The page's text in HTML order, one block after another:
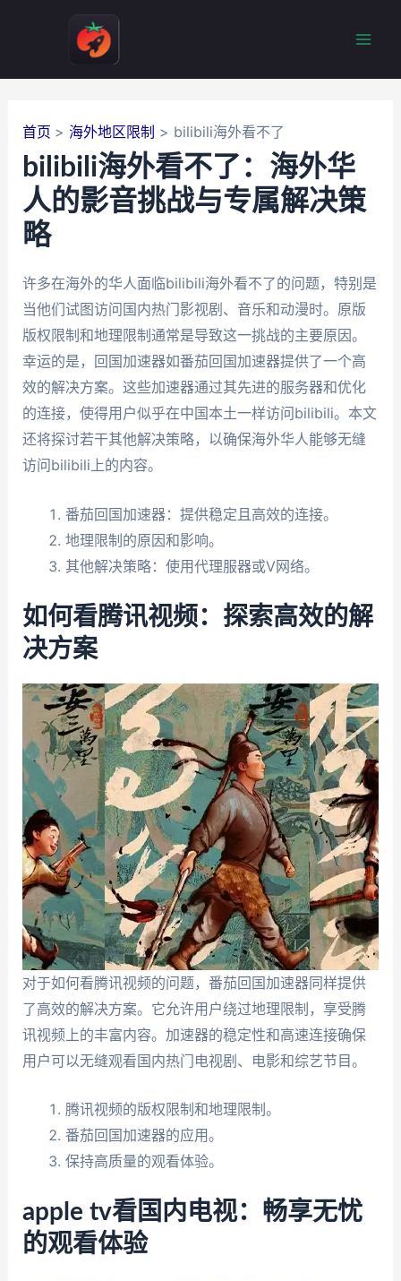
首页 海外地区限制 bilibili海外看不了
bilibili海外看不了：海外华
人的影音挑战与专属解决策
略
许多在海外的华人面临bilibili海外看不了的问题，特别是
当他们试图访问国内热门影视剧、音乐和动漫时。原版
版权限制和地理限制通常是导致这一挑战的主要原因。
幸运的是，回国加速器如番茄回国加速器提供了一个高
效的解决方案。这些加速器通过其先进的服务器和优化
的连接，使得用户似乎在中国本土一样访问bilibili。本文
还将探讨若干其他解决策略，以确保海外华人能够无缝
访问bilibili上的内容。
番茄回国加速器：提供稳定且高效的连接。
地理限制的原因和影响。
其他解决策略：使用代理服器或V网络。
如何看腾讯视频：探索高效的解
决方案
对于如何看腾讯视频的问题，番茄回国加速器同样提供
了高效的解决方案。它允许用户绕过地理限制，享受腾
讯视频上的丰富内容。加速器的稳定性和高速连接确保
用户可以无缝观看国内热门电视剧、电影和综艺节目。
腾讯视频的版权限制和地理限制。
番茄回国加速器的应用。
保持高质量的观看体验。
apple tv看国内电视：畅享无忧
的观看体验